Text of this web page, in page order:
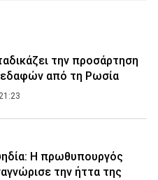
την προσάρτηση
εδαφών από τη Ρωσία
Η πρωθυπουργός
την ήττα της